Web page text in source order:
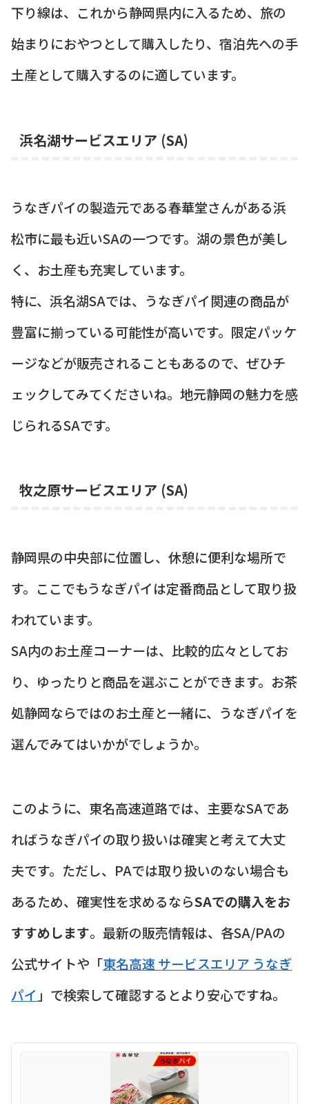
下り線は、これから静岡県内に入るため、旅の
始まりにおやつとして購入したり、宿泊先への手
土産として購入するのに適しています。
浜名湖サービスエリア (SA)
うなぎパイの製造元である春華堂さんがある浜
松市に最も近いSAの一つです。湖の景色が美し
く、お土産も充実しています。
特に、浜名湖SAでは、うなぎパイ関連の商品が
豊富に揃っている可能性が高いです。限定パッケ
ージなどが販売されることもあるので、ぜひチ
ェックしてみてくださいね。地元静岡の魅力を感
じられるSAです。
牧之原サービスエリア (SA)
静岡県の中央部に位置し、休憩に便利な場所で
す。ここでもうなぎパイは定番商品として取り扱
われています。
SA内のお土産コーナーは、比較的広々としてお
り、ゆったりと商品を選ぶことができます。お茶
処静岡ならではのお土産と一緒に、うなぎパイを
選んでみてはいかがでしょうか。
このように、東名高速道路では、主要なSAであ
ればうなぎパイの取り扱いは確実と考えて大丈
夫です。ただし、PAでは取り扱いのない場合も
あるため、確実性を求めるならSAでの購入をお
すすめします。最新の販売情報は、各SA/PAの
公式サイトや「東名高速 サービスエリア うなぎ
パイ 」で検索して確認するとより安心ですね。